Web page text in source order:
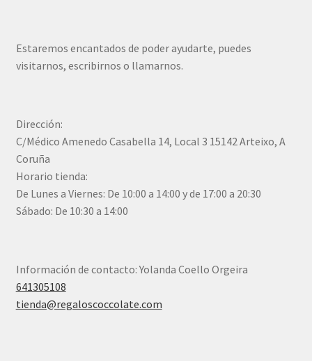
Estaremos encantados de poder ayudarte, puedes
visitarnos, escribirnos o llamarnos.
Dirección:
C/Médico Amenedo Casabella 14, Local 3 15142 Arteixo, A
Coruña
Horario tienda:
De Lunes a Viernes: De 10:00 a 14:00 y de 17:00 a 20:30
Sábado: De 10:30 a 14:00
Información de contacto: Yolanda Coello Orgeira
641305108
tienda@regaloscoccolate.com